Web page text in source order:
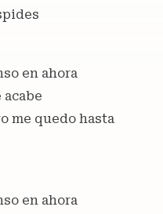
en ahora
me quedo hasta
en ahora